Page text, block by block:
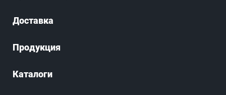
Доставка
Продукция
Каталоги